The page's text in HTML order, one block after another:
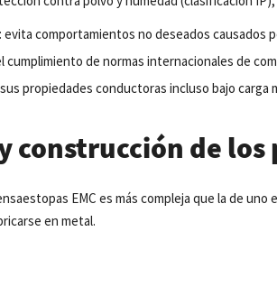
evita comportamientos no deseados causados
cumplimiento de normas internacionales de
propiedades conductoras incluso bajo carga
construcción de los
EMC es más compleja que la de
en metal.